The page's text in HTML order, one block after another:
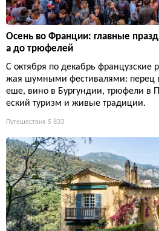
Осень во Франции: главные
а до трюфелей
С октября по декабрь французские
жая шумными фестивалями: перец
еше, вино в Бургундии, трюфели в
еский туризм и живые традиции.
Путешествия 5 833